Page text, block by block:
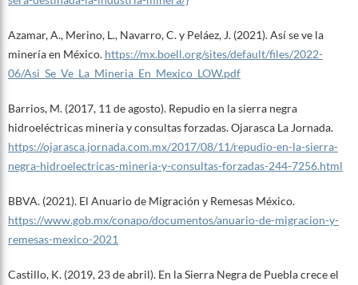
Azamar, A., Merino, L., Navarro, C. y Peláez, J. (2021). Así se ve la
minería en México. https://mx.boell.org/sites/default/files/2022-
06/Asi_Se_Ve_La_Mineria_En_Mexico_LOW.pdf
Barrios, M. (2017, 11 de agosto). Repudio en la sierra negra
hidroeléctricas minería y consultas forzadas. Ojarasca La Jornada.
https://ojarasca.jornada.com.mx/2017/08/11/repudio-en-la-sierra-
negra-hidroelectricas-mineria-y-consultas-forzadas-244-7256.html
BBVA. (2021). El Anuario de Migración y Remesas México.
https://www.gob.mx/conapo/documentos/anuario-de-migracion-y-
remesas-mexico-2021
Castillo, K. (2019, 23 de abril). En la Sierra Negra de Puebla crece el